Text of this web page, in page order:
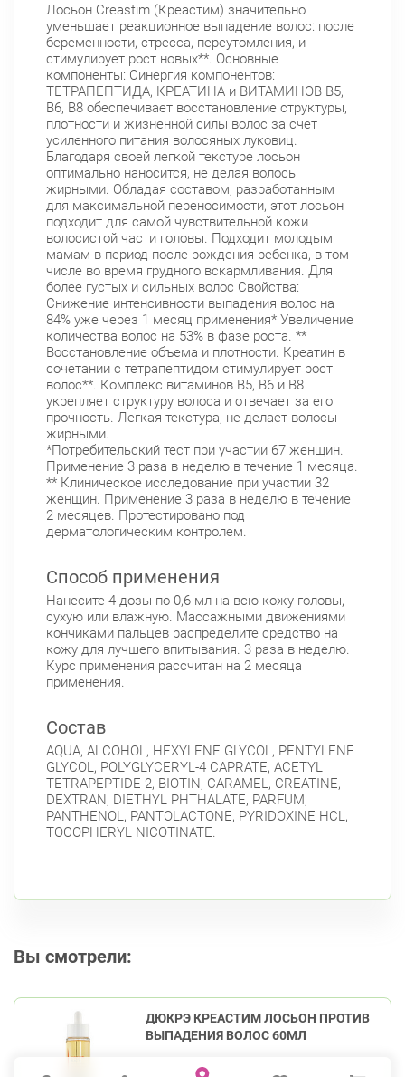
Лосьон Creastim (Креастим) значительно
уменьшает реакционное выпадение волос: после
беременности, стресса, переутомления, и
стимулирует рост новых**. Основные
компоненты: Синергия компонентов:
ТЕТРАПЕПТИДА, КРЕАТИНА и ВИТАМИНОВ B5,
B6, B8 обеспечивает восстановление структуры,
плотности и жизненной силы волос за счет
усиленного питания волосяных луковиц.
Благодаря своей легкой текстуре лосьон
оптимально наносится, не делая волосы
жирными. Обладая составом, разработанным
для максимальной переносимости, этот лосьон
подходит для самой чувствительной кожи
волосистой части головы. Подходит молодым
мамам в период после рождения ребенка, в том
числе во время грудного вскармливания. Для
более густых и сильных волос Свойства:
Снижение интенсивности выпадения волос на
84% уже через 1 месяц применения* Увеличение
количества волос на 53% в фазе роста. **
Восстановление объема и плотности. Креатин в
сочетании с тетрапептидом стимулирует рост
волос**. Комплекс витаминов В5, В6 и В8
укрепляет структуру волоса и отвечает за его
прочность. Легкая текстура, не делает волосы
жирными.
*Потребительский тест при участии 67 женщин.
Применение 3 раза в неделю в течение 1 месяца.
** Клиническое исследование при участии 32
женщин. Применение 3 раза в неделю в течение
2 месяцев. Протестировано под
дерматологическим контролем.
Способ применения
Нанесите 4 дозы по 0,6 мл на всю кожу головы,
сухую или влажную. Массажными движениями
кончиками пальцев распределите средство на
кожу для лучшего впитывания. 3 раза в неделю.
Курс применения рассчитан на 2 месяца
применения.
Состав
AQUA, ALCOHOL, HEXYLENE GLYCOL, PENTYLENE
GLYCOL, POLYGLYCERYL-4 CAPRATE, ACETYL
TETRAPEPTIDE-2, BIOTIN, CARAMEL, CREATINE,
DEXTRAN, DIETHYL PHTHALATE, PARFUM,
PANTHENOL, PANTOLACTONE, PYRIDOXINE HCL,
TOCOPHERYL NICOTINATE.
Вы смотрели:
ДЮКРЭ КРЕАСТИМ ЛОСЬОН ПРОТИВ
ВЫПАДЕНИЯ ВОЛОС 60МЛ